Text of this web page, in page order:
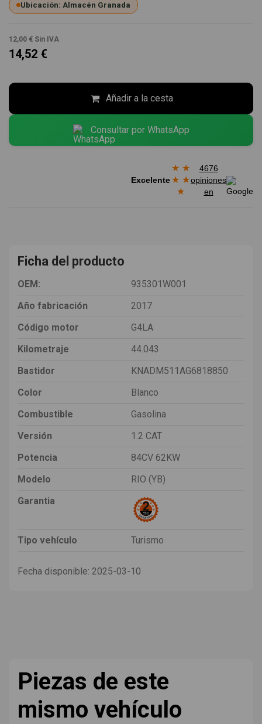
Ubicación: Almacén Granada
12,00 € Sin IVA
14,52 €
Añadir a la cesta
Consultar por WhatsApp
Excelente
★ ★
★ ★
★
4676
opiniones
en
Ficha del producto
OEM:
935301W001
Año fabricación
2017
Código motor
G4LA
Kilometraje
44.043
Bastidor
KNADM511AG6818850
Color
Blanco
Combustible
Gasolina
Versión
1.2 CAT
Potencia
84CV 62KW
Modelo
RIO (YB)
Garantia
Tipo vehículo Turismo
Fecha disponible: 2025-03-10
Piezas de este
mismo vehículo